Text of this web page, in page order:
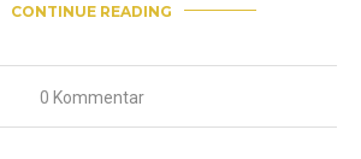
CONTINUE READING
0 Kommentar